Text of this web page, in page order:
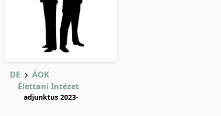
DE
ÁOK
Élettani Intézet
adjunktus 2023-